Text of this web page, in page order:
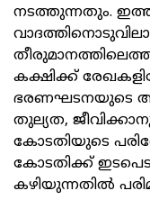
നടത്തുന്നതും.
കക്ഷിക്ക്
ഭരണഘടനയുടെ
തുല്യത,
കോടതിയുടെ
കോടതിക്ക്
കഴിയുന്നതില്‍